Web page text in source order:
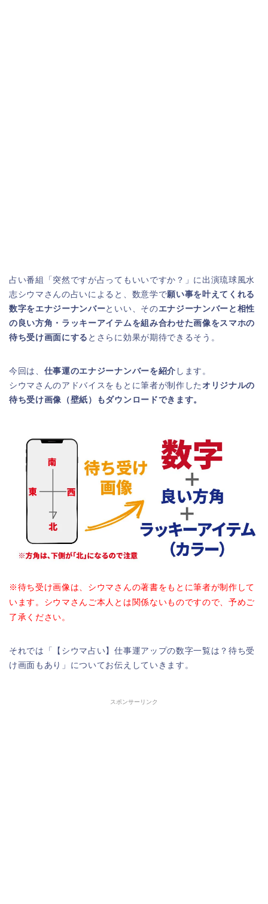
占い番組「突然ですが占ってもいいですか？」に出演琉球風水
志シウマさんの占いによると、数意学で願い事を叶えてくれる
数字をエナジーナンバーといい、そのエナジーナンバーと相性
の良い方角・ラッキーアイテムを組み合わせた画像をスマホの
待ち受け画面にする とさらに効果が期待できるそう。
今回は、 仕事運のエナジーナンバーを紹介 します。
シウマさんのアドバイスをもとに筆者が制作した オリジナルの
待ち受け画像（壁紙）もダウンロードできます。
※待ち受け画像は、シウマさんの著書をもとに筆者が制作して
います。シウマさんご本人とは関係ないものですので、予めご
了承ください。
それでは「【シウマ占い】仕事運アップの数字一覧は？待ち受
け画面もあり」についてお伝えしていきます。
スポンサーリンク